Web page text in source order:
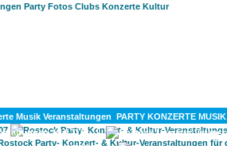
PARTY KONZERTE MUSIK
KULTUR